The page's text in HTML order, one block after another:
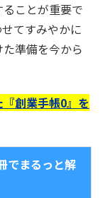
ことが重要で
てすみやかに
準備を今から
『創業手帳0』を
でまるっと解